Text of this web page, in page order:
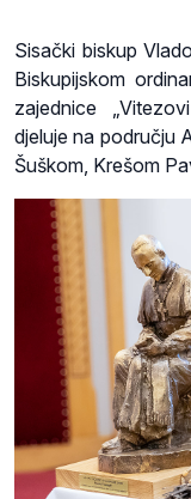
Sisački biskup
Biskupijskom
zajednice
djeluje na području
Šuškom, Krešom